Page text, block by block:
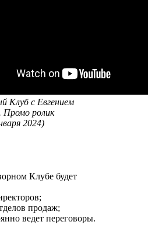
Клуб с Евгением
ролик
2024)
Клубе будет
продаж;
ведет переговоры.